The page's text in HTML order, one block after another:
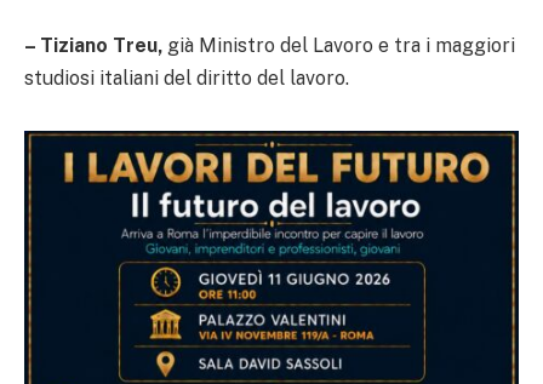
– Tiziano Treu, già Ministro del Lavoro e tra i maggiori
studiosi italiani del diritto del lavoro.